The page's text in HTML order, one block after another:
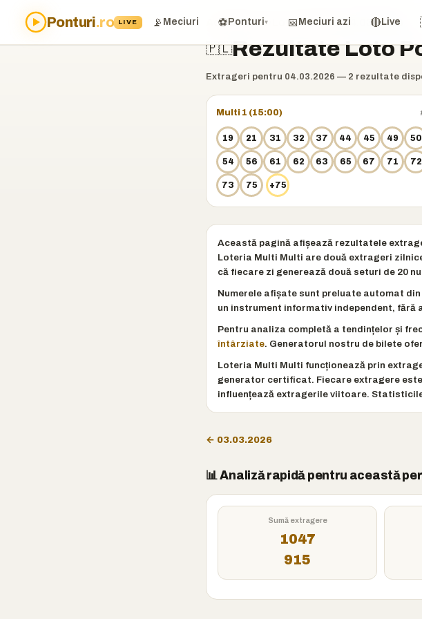
Ponturi.ro LIVE 📡 Meciuri ⚽ Ponturi▾ 📅 Meciuri azi 🔴 Live
Acasă›Loto Loto Polonia›04.03.2026
🇵🇱Rezultate Loto
Extrageri pentru 04.03.2026 — 2 rezultate
Multi 1 (15:00)
19 21 31 32 37 44 45 49 50
54 56 61 62 63 65 67 71 72
73 75 +75
Această pagină afișează rezultatele
Loteria Multi Multi are două extrageri
că fiecare zi generează două seturi de 20
Numerele afișate sunt preluate automat
un instrument informativ independent,
Pentru analiza completă a tendințelor și
întârziate. Generatorul nostru de bilete
Loteria Multi Multi funcționează prin
generator certificat. Fiecare extragere
influențează extragerile viitoare.
← 03.03.2026
📊 Analiză rapidă pentru această
Sumă extragere
1047
915